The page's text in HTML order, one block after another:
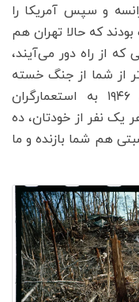
و سپس آمریکا را
که حالا تهران هم
از راه دور می‌آیند،
از شما از جنگ خسته
می‌شوند. همان‌طور که هو در سال ۱۹۴۶ به استعمارگران
یک نفر از خودتان، ده
هم شما بازنده و ما